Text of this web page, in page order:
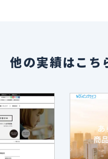
他の実績はこち